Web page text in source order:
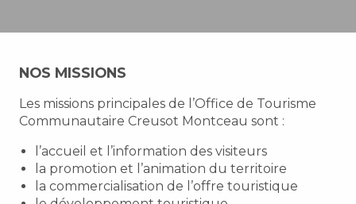
NOS MISSIONS
Les missions principales de l’Office de Tourisme
Communautaire Creusot Montceau sont :
l’accueil et l’information des visiteurs
la promotion et l’animation du territoire
la commercialisation de l’offre touristique